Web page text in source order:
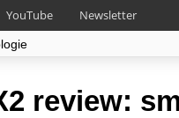
YouTube Newsletter
review: